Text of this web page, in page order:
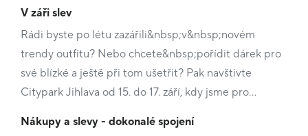
V záři slev
Rádi byste po létu zazářili&nbsp;v&nbsp;novém
trendy outfitu? Nebo chcete&nbsp;pořídit dárek pro
své blízké a ještě při tom ušetřit? Pak navštivte
Citypark Jihlava od 15. do 17. září, kdy jsme pro…
Nákupy a slevy - dokonalé spojení